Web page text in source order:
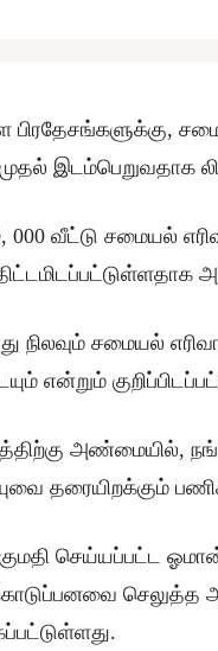
பிரதேசங்களுக்கு,
இடம்பெறுவதாக
000 வீட்டு சமையல்
சமையல்
என்றும்
அண்மையில்,
தரையிறக்கும்
செய்யப்பட்ட
செலுத்த